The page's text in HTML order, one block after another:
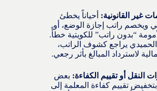
غير القانونية: أحياناً يخطئ
ويخصم راتب إجازة الوضع، أو
“بدون راتب” للكويتية خطأً.
يراجع كشوف الراتب،
لاسترداد المبالغ بأثر رجعي.
النقل أو تقييم الكفاءة: بعض
تقييم كفاءة المعلمة إلى